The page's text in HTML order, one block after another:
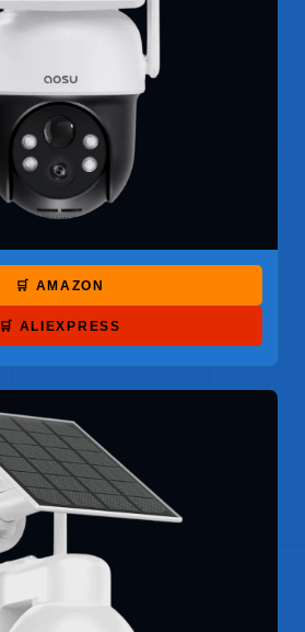
🛒 AMAZON
🛒 ALIEXPRESS